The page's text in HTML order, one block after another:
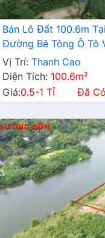
Bán Lô Đất 100.6m
Đường Bê Tông Ô Tô
Hồ Thoáng Mát Giá
Vị Trí: Thanh Cao
Diện Tích: 100.6m²
Giá:0.5-1 Tỉ Đã
LƯƠNG SƠN